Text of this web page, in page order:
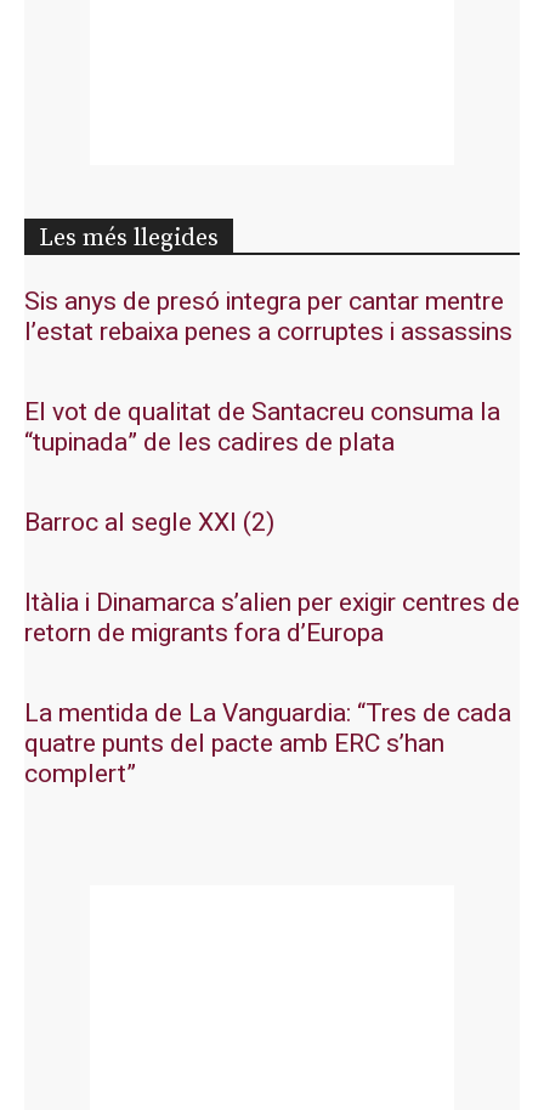
Les més llegides
Sis anys de presó integra per cantar mentre
l’estat rebaixa penes a corruptes i assassins
El vot de qualitat de Santacreu consuma la
“tupinada” de les cadires de plata
Barroc al segle XXI (2)
Itàlia i Dinamarca s’alien per exigir centres de
retorn de migrants fora d’Europa
La mentida de La Vanguardia: “Tres de cada
quatre punts del pacte amb ERC s’han
complert”